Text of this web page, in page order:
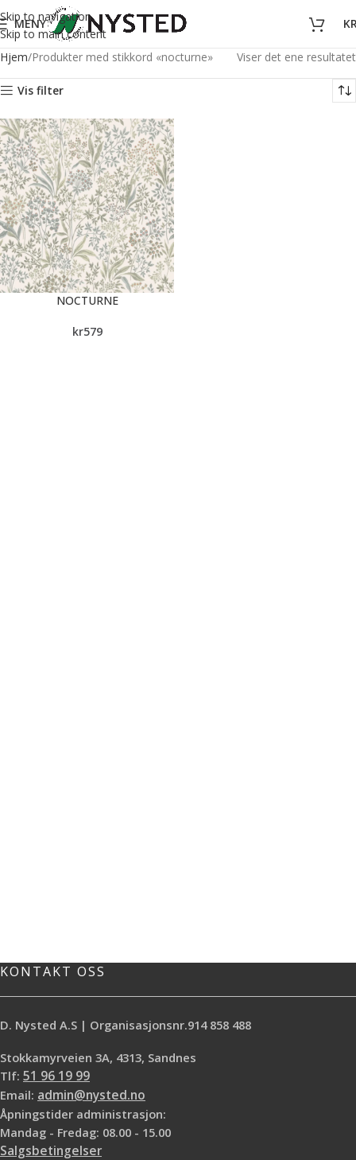
Skip to navigation
Skip to main content
MENY
Hjem Produkter med stikkord «nocturne» Viser det ene resultatet
Vis filter
NOCTURNE
kr579
KONTAKT OSS
D. Nysted A.S | Organisasjonsnr.914 858 488
Stokkamyrveien 3A, 4313, Sandnes
Tlf: 51 96 19 99
Email: admin@nysted.no
Åpningstider administrasjon:
Mandag - Fredag: 08.00 - 15.00
Salgsbetingelser